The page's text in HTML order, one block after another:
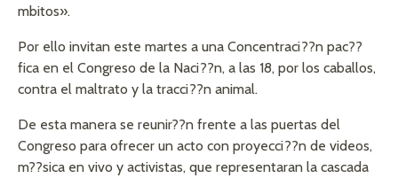
mbitos».
Por ello invitan este martes a una Concentraci??n pac??
fica en el Congreso de la Naci??n, a las 18, por los caballos,
contra el maltrato y la tracci??n animal.
De esta manera se reunir??n frente a las puertas del
Congreso para ofrecer un acto con proyecci??n de videos,
m??sica en vivo y activistas, que representaran la cascada